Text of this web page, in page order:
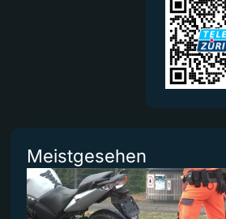
Meistgesehen